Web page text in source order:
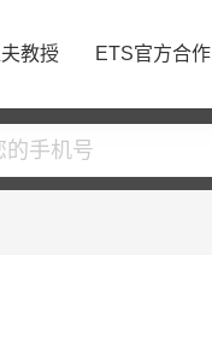
教授 ETS官方合作